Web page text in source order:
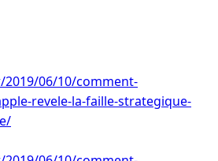
06/10/comment-
revele-la-faille-strategique-